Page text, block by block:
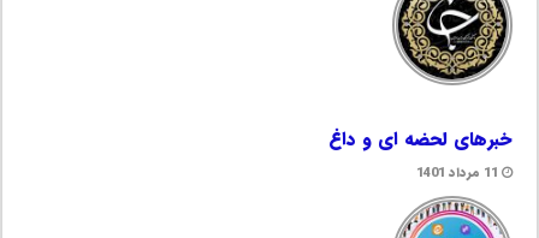
خبرهای لحضه ای و داغ
11 مرداد 1401